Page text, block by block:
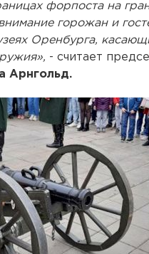
форпоста на
горожан и
Оренбурга,
- считает
Арнгольд.